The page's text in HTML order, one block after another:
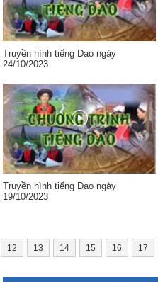
Truyền hình tiếng Dao ngày
24/10/2023
Truyền hình tiếng Dao ngày
19/10/2023
12 13 14 15 16 17